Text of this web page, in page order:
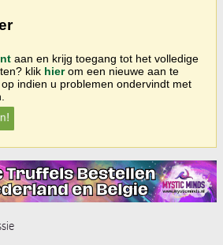
aan en krijg toegang tot het volledige
klik hierom een nieuwe aan te
op indien u problemen ondervindt met